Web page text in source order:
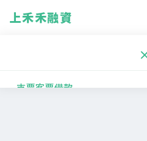
上禾禾融資
支票客票借款